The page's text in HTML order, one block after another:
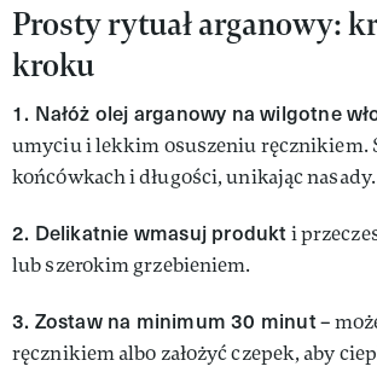
Prosty rytuał arganowy:
kroku
1. Nałóż olej arganowy na wilgotne
umyciu i lekkim osuszeniu ręcznikiem.
końcówkach i długości, unikając nasady.
2. Delikatnie wmasuj produkti
lub szerokim grzebieniem.
3. Zostaw na minimum 30 minut–
ręcznikiem albo założyć czepek, aby